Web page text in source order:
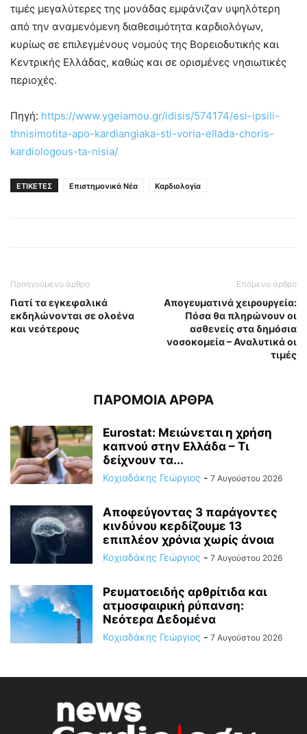
τιμές μεγαλύτερες της μονάδας εμφάνιζαν υψηλότερη
από την αναμενόμενη διαθεσιμότητα καρδιολόγων,
κυρίως σε επιλεγμένους νομούς της Βορειοδυτικής και
Κεντρικής Ελλάδας, καθώς και σε ορισμένες νησιωτικές
περιοχές.
Πηγή: https://www.ygeiamou.gr/idisis/574174/esi-ipsili-
thnisimotita-apo-kardiangiaka-sti-voria-ellada-choris-
kardiologous-ta-nisia/
ΕΤΙΚΕΤΕΣ Επιστημονικά Νέα Καρδιολογία
Προηγούμενο άρθρο
Γιατί τα εγκεφαλικά
εκδηλώνονται σε ολοένα
και νεότερους
Επόμενο άρθρο
Απογευματινά χειρουργεία:
Πόσα θα πληρώνουν οι
ασθενείς στα δημόσια
νοσοκομεία – Αναλυτικά οι
τιμές
ΠΑΡΟΜΟΙΑ ΑΡΘΡΑ
Eurostat: Μειώνεται η χρήση
καπνού στην Ελλάδα – Τι
δείχνουν τα...
Κοχιαδάκης Γεώργιος - 7 Αυγούστου 2026
Αποφεύγοντας 3 παράγοντες
κινδύνου κερδίζουμε 13
επιπλέον χρόνια χωρίς άνοια
Κοχιαδάκης Γεώργιος - 7 Αυγούστου 2026
Ρευματοειδής αρθρίτιδα και
ατμοσφαιρική ρύπανση:
Νεότερα Δεδομένα
Κοχιαδάκης Γεώργιος - 7 Αυγούστου 2026